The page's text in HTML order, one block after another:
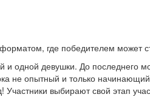
где победителем может
девушки. До последнего
не опытный и только
выбирают свой этап